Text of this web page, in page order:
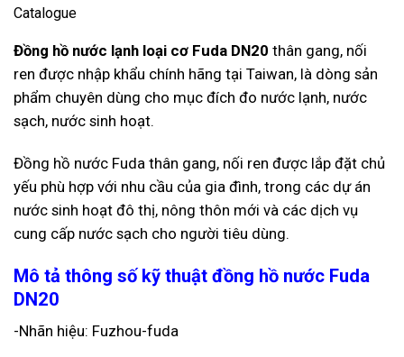
Catalogue
Đồng hồ nước lạnh loại cơ Fuda DN20 thân gang, nối
ren được nhập khẩu chính hãng tại Taiwan, là dòng sản
phẩm chuyên dùng cho mục đích đo nước lạnh, nước
sạch, nước sinh hoạt.
Đồng hồ nước Fuda thân gang, nối ren được lắp đặt chủ
yếu phù hợp với nhu cầu của gia đình, trong các dự án
nước sinh hoạt đô thị, nông thôn mới và các dịch vụ
cung cấp nước sạch cho người tiêu dùng.
Mô tả thông số kỹ thuật đồng hồ nước Fuda
DN20
-Nhãn hiệu: Fuzhou-fuda